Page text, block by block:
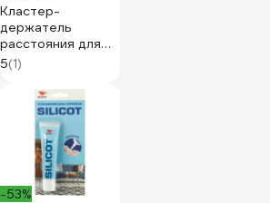
Кластер-
держатель
расстояния для
труб ООО
МеталлТоргСтрой
ПНД 110 мм,
тройной, 1 штука
Класт 110-3
5(1)
-53%